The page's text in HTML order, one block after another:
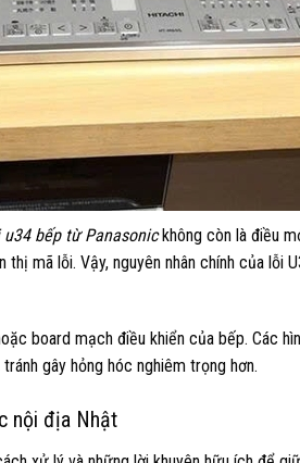
u34 bếp từ Panasonickhông còn là điều
mã lỗi. Vậy, nguyên nhân chính của lỗi
board mạch điều khiển của bếp. Các
gây hỏng hóc nghiêm trọng hơn.
nội địa Nhật